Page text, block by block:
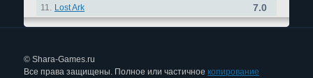
11. Lost Ark 7.0
© Shara-Games.ru
Все права защищены. Полное или частичное копирование